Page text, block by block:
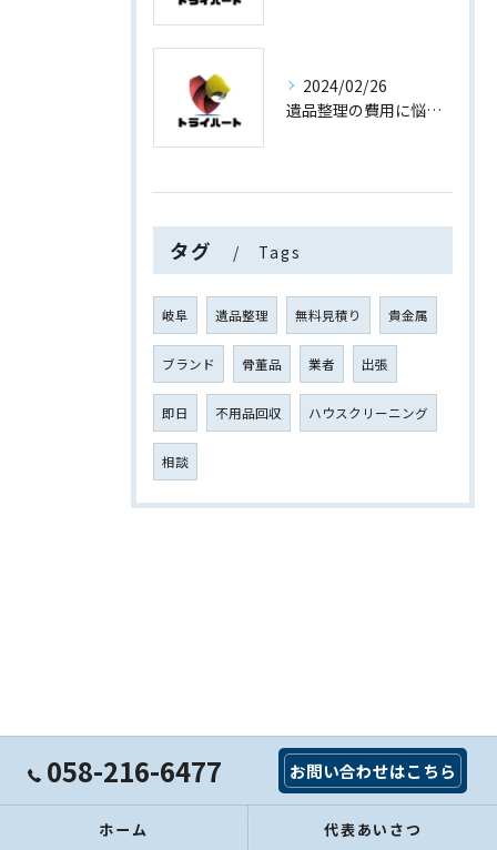
2024/02/26
遺品整理の費用に悩まない！買取専門店運営の遺品整理
タグ Tags
岐阜 遺品整理 無料見積り 貴金属
ブランド 骨董品 業者 出張
即日 不用品回収 ハウスクリーニング
相談
058-216-6477 お問い合わせはこちら
ホーム 代表あいさつ